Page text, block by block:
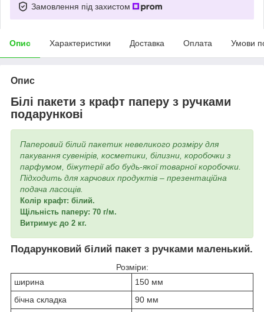
Замовлення під захистом
Опис Характеристики Доставка Оплата Умови
Опис
Білі пакети з крафт паперу з ручками
подарункові
Паперовий білий пакетик невеликого розміру для
пакування сувенірів, косметики, білизни, коробочки з
парфумом, біжутерії або будь-якої товарної коробочки.
Підходить для харчових продуктів – презентаційна
подача ласощів.
Колір крафт: білий.
Щільність паперу: 70 г/м.
Витримує до 2 кг.
Подарунковий білий пакет з ручками маленький.
Розміри:
ширина
150 мм
бічна складка
90 мм